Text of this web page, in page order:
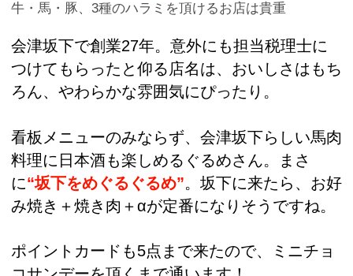
牛・馬・豚、3種のハラミを頂けるお店は貴重
会津坂下で創業27年。意外にも担当税理士に
つけてもらったと仰る店名は、おいしさはもち
ろん、やわらかな雰囲気にぴったり。
看板メニューのみならず、会津坂下らしい馬肉
料理に日本酒も楽しめるぐるめさん。まさ
に“坂下をめぐるぐるめ”。坂下に来たら、お好
み焼き＋焼き肉＋αが定番になりそうですね。
ポイントカードも5点まで来たので、ミニチョ